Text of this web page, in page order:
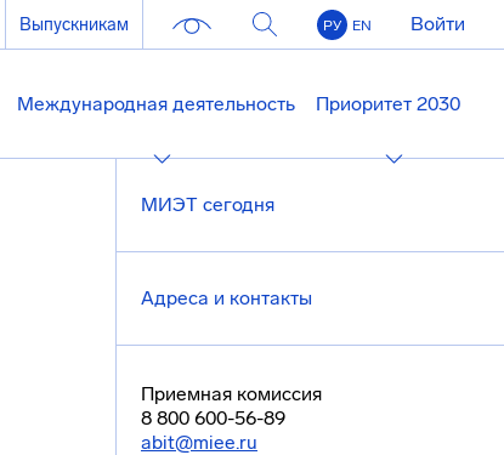
Выпускникам РУ EN Войти
Международная деятельность Приоритет 2030
МИЭТ сегодня
Адреса и контакты
Приемная комиссия
8 800 600-56-89
abit@miee.ru